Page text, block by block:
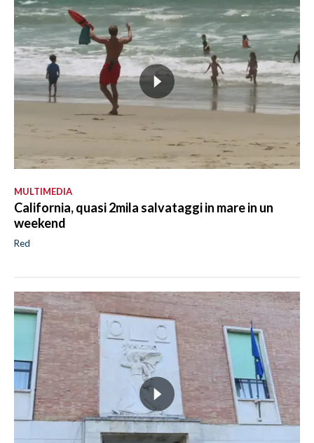
MULTIMEDIA
California, quasi 2mila salvataggi in mare in un
weekend
Red